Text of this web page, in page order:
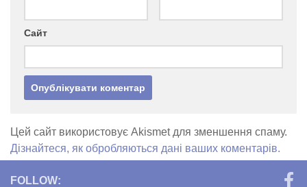
Сайт
Цей сайт використовує Akismet для зменшення спаму.
Дізнайтеся, як обробляються дані ваших коментарів.
FOLLOW: